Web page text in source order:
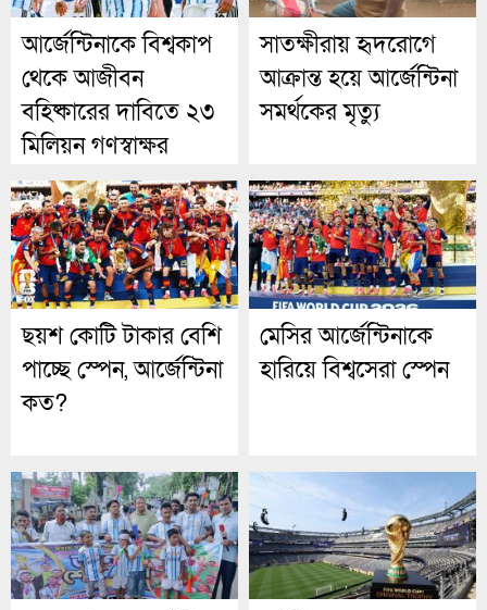
আর্জেন্টিনাকে বিশ্বকাপ
থেকে আজীবন
বহিষ্কারের দাবিতে ২৩
মিলিয়ন গণস্বাক্ষর
সাতক্ষীরায় হৃদরোগে
আক্রান্ত হয়ে আর্জেন্টিনা
সমর্থকের মৃত্যু
ছয়শ কোটি টাকার বেশি
পাচ্ছে স্পেন, আর্জেন্টিনা
কত?
মেসির আর্জেন্টিনাকে
হারিয়ে বিশ্বসেরা স্পেন